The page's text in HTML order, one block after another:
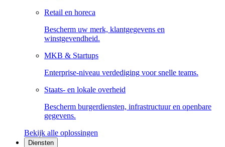
Retail en horeca
Bescherm uw merk, klantgegevens en
winstgevendheid.
MKB & Startups
Enterprise-niveau verdediging voor snelle teams.
Staats- en lokale overheid
Bescherm burgerdiensten, infrastructuur en openbare
gegevens.
Bekijk alle oplossingen
Diensten